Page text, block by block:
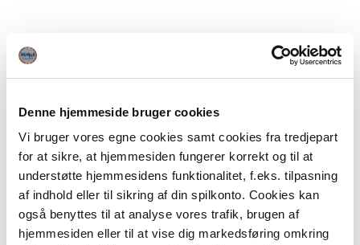
Denne hjemmeside bruger cookies
Vi bruger vores egne cookies samt cookies fra tredjepart
for at sikre, at hjemmesiden fungerer korrekt og til at
understøtte hjemmesidens funktionalitet, f.eks. tilpasning
af indhold eller til sikring af din spilkonto. Cookies kan
også benyttes til at analyse vores trafik, brugen af
hjemmesiden eller til at vise dig markedsføring omkring